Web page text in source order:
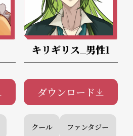
キリギリス_男性1
ダウンロード
クール ファンタジー